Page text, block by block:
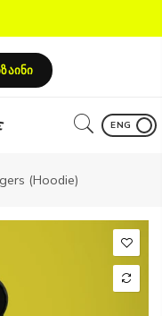
ENG
(Hoodie)